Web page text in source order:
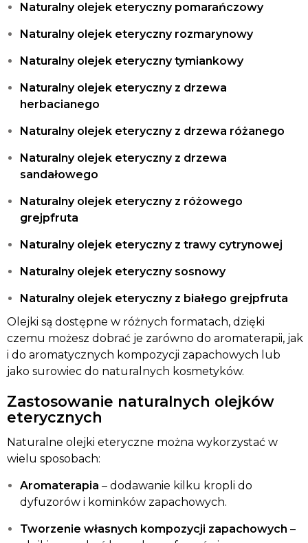
Naturalny olejek eteryczny pomarańczowy
Naturalny olejek eteryczny rozmarynowy
Naturalny olejek eteryczny tymiankowy
Naturalny olejek eteryczny z drzewa
herbacianego
Naturalny olejek eteryczny z drzewa różanego
Naturalny olejek eteryczny z drzewa
sandałowego
Naturalny olejek eteryczny z różowego
grejpfruta
Naturalny olejek eteryczny z trawy cytrynowej
Naturalny olejek eteryczny sosnowy
Naturalny olejek eteryczny z białego grejpfruta
Olejki są dostępne w różnych formatach, dzięki
czemu możesz dobrać je zarówno do aromaterapii, jak
i do aromatycznych kompozycji zapachowych lub
jako surowiec do naturalnych kosmetyków.
Zastosowanie naturalnych olejków
eterycznych
Naturalne olejki eteryczne można wykorzystać w
wielu sposobach:
Aromaterapia – dodawanie kilku kropli do
dyfuzorów i kominków zapachowych.
Tworzenie własnych kompozycji zapachowych –